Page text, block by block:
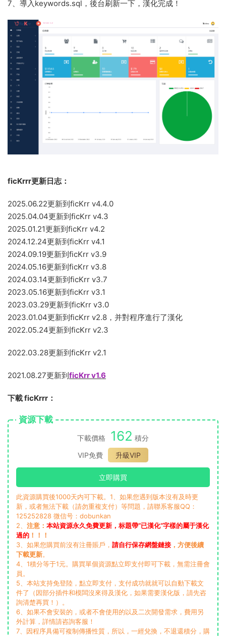
7、導入keywords.sql，後台刷新一下，漢化完成！
ficKrrr更新日志：
2025.06.22更新到ficKrr v4.4.0
2025.04.04更新到ficKrr v4.3
2025.01.21更新到ficKrr v4.2
2024.12.24更新到ficKrr v4.1
2024.09.19更新到ficKrr v3.9
2024.05.16更新到ficKrr v3.8
2024.03.14更新到ficKrr v3.7
2023.05.16更新到ficKrr v3.1
2023.03.29更新到ficKrr v3.0
2023.01.04更新到ficKrr v2.8，并對程序進行了漢化
2022.05.24更新到ficKrr v2.3
2022.03.28更新到ficKrr v2.1
2021.08.27更新到 ficKrr v1.6
下載 ficKrrr：
資源下載
下載價格 162 積分
VIP免費
升級VIP
立即購買
此資源購買後1000天内可下載。1、如果您遇到版本沒有及時更
新，或者無法下載（請勿重複支付）等問題，請聯系客服QQ：
125252828 微信号：dobunkan
2、 注意： 本站資源永久免費更新，标題帶“已漢化”字樣的屬于漢化
過的 ！！！
3、如果您購買前沒有注冊賬戶， 請自行保存網盤鏈接 ，方便後續
下載更新。
4、1積分等于1元。購買單個資源點立即支付即可下載，無需注冊會
員。
5、本站支持免登陸，點立即支付，支付成功就就可以自動下載文
件了（因部分插件和模闆沒來得及漢化，如果需要漢化版，請先咨
詢清楚再買！）。
6、如果不會安裝的，或者不會使用的以及二次開發需求，費用另
外計算，詳情請咨詢客服！
7、因程序具備可複制傳播性質，所以，一經兌換，不退還積分，購